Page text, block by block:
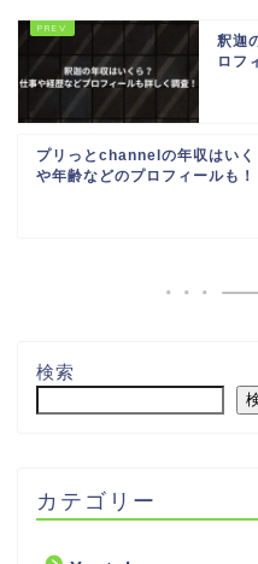
釈迦
ロフ
プリっとchannelの年収はいく
や年齢などのプロフィールも！
検索
カテゴリー